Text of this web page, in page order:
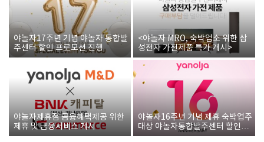
야놀자17주년 기념 야놀자 통합발
주센터 할인 프로모션 진행
<야놀자 MRO, 숙박업소 위한 삼
성전자 가전제품 특가 개시>
야놀자제휴점 금융혜택제공 위한
제휴 및 금융서비스 게시
야놀자16주년 기념 제휴 숙박업주
대상 야놀자통합발주센터 할인쿠
폰 증정